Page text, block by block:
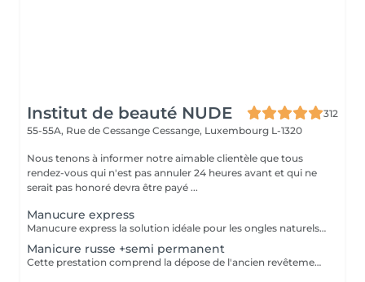
Institut de beauté NUDE
312
55-55A, Rue de Cessange Cessange, Luxembourg L-1320
Nous tenons à informer notre aimable clientèle que tous
rendez-vous qui n'est pas annuler 24 heures avant et qui ne
serait pas honoré devra être payé ...
Manucure express
Manucure express la solution idéale pour les ongles naturels courts. Cette prestation comprend la dépose du revêtement, une préparation rapide des ongles et des cuticules, un renforcement avec une base rubber transparente et une finition avec un top camouflage. Sans modification de la forme naturelle de l'ongle : nous conservons votre forme habituelle, ovale ou carrée.
Manicure russe +semi permanent
Cette prestation comprend la dépose de l'ancien revêtement, le soin des cuticules, le travail des contours de l'ongle, la préparation de la plaque ongulaire et l'application d'un nouveau vernis semi-permanent. Afin de conserver un résultat soigné et durable, un remplissage est recommandé toutes les 2,5 à 3 semaines.